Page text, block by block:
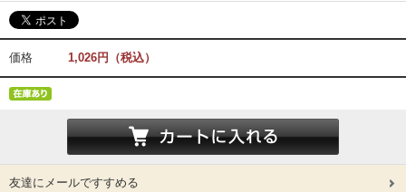
価格 1,026円（税込）
友達にメールですすめる